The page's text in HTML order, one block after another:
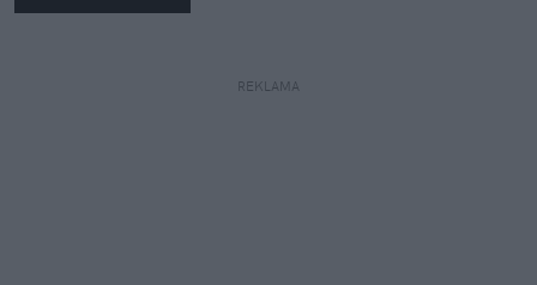
REKLAMA